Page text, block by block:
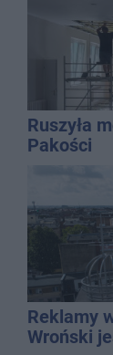
Ruszyła
Pakości
Reklamy
Wroński